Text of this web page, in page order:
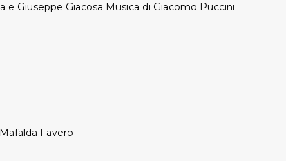
Giuseppe Giacosa Musica di Giacomo Puccini
Favero